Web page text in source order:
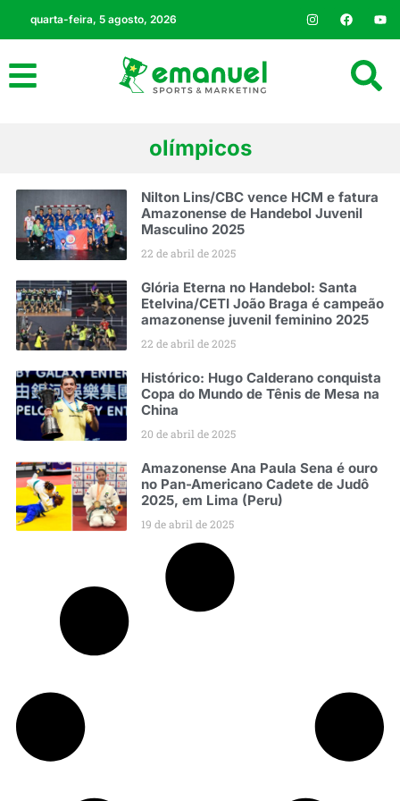
quarta-feira, 5 agosto, 2026
olímpicos
Nilton Lins/CBC vence HCM e fatura
Amazonense de Handebol Juvenil
Masculino 2025
22 de abril de 2025
Glória Eterna no Handebol: Santa
Etelvina/CETI João Braga é campeão
amazonense juvenil feminino 2025
22 de abril de 2025
Histórico: Hugo Calderano conquista
Copa do Mundo de Tênis de Mesa na
China
20 de abril de 2025
Amazonense Ana Paula Sena é ouro
no Pan-Americano Cadete de Judô
2025, em Lima (Peru)
19 de abril de 2025